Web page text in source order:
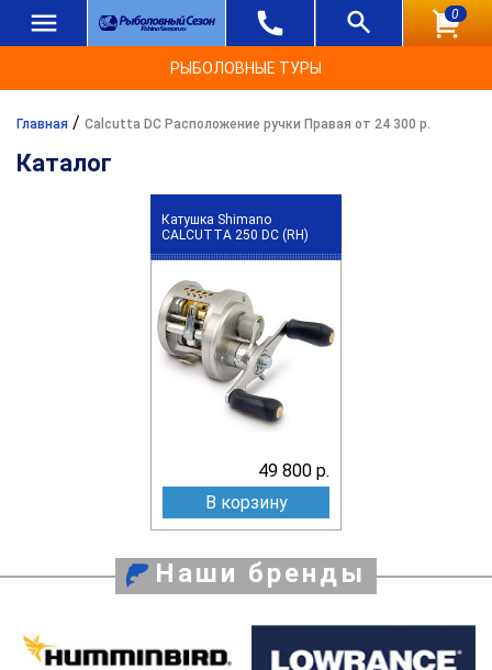
0
РЫБОЛОВНЫЕ ТУРЫ
Главная / Calcutta DC Расположение ручки Правая от 24 300 р.
Каталог
Катушка Shimano
CALCUTTA 250 DC (RH)
49 800 р.
В корзину
Наши бренды